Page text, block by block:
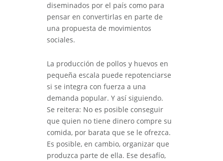
diseminados por el país como para
pensar en convertirlas en parte de
una propuesta de movimientos
sociales.
La producción de pollos y huevos en
pequeña escala puede repotenciarse
si se integra con fuerza a una
demanda popular. Y así siguiendo.
Se reitera: No es posible conseguir
que quien no tiene dinero compre su
comida, por barata que se le ofrezca.
Es posible, en cambio, organizar que
produzca parte de ella. Ese desafío,